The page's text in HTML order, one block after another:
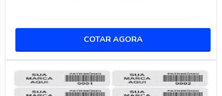
RESINADOS
COMO COLAR ADESIVOS RESINADOS
A aplicação de adesivos resinados é simples e rápida.
Antes de aplicar, certifique-se de que a superfície está
COTAR AGORA